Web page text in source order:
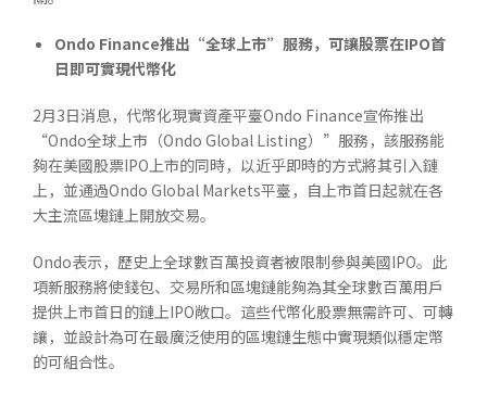
Ondo Finance推出“全球上市”服務，可讓股票在IPO首
日即可實現代幣化
2月3日消息，代幣化現實資產平臺Ondo Finance宣佈推出
“Ondo全球上市（Ondo Global Listing）”服務，該服務能
夠在美國股票IPO上市的同時，以近乎即時的方式將其引入鏈
上，並通過Ondo Global Markets平臺，自上市首日起就在各
大主流區塊鏈上開放交易。
Ondo表示，歷史上全球數百萬投資者被限制參與美國IPO。此
項新服務將使錢包、交易所和區塊鏈能夠為其全球數百萬用戶
提供上市首日的鏈上IPO敞口。這些代幣化股票無需許可、可轉
讓，並設計為可在最廣泛使用的區塊鏈生態中實現類似穩定幣
的可組合性。